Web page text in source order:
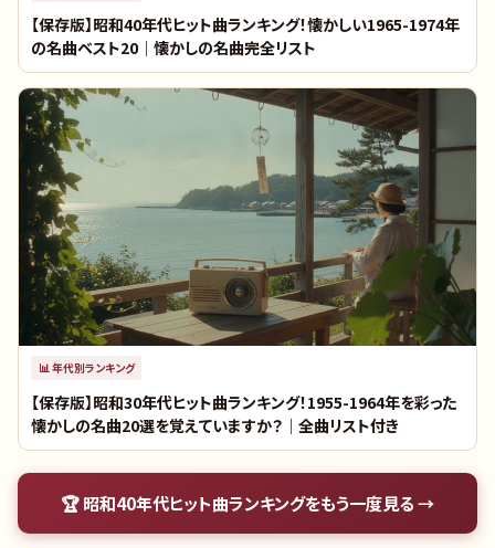
【保存版】昭和40年代ヒット曲ランキング！懐かしい1965-1974年
の名曲ベスト20｜懐かしの名曲完全リスト
📊年代別ランキング
【保存版】昭和30年代ヒット曲ランキング！1955-1964年を彩った
懐かしの名曲20選を覚えていますか？｜全曲リスト付き
🏆昭和40年代ヒット曲ランキングをもう一度見る →